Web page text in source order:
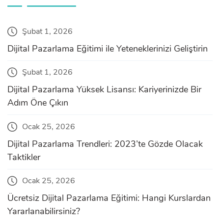
Şubat 1, 2026
Dijital Pazarlama Eğitimi ile Yeteneklerinizi Geliştirin
Şubat 1, 2026
Dijital Pazarlama Yüksek Lisansı: Kariyerinizde Bir
Adım Öne Çıkın
Ocak 25, 2026
Dijital Pazarlama Trendleri: 2023’te Gözde Olacak
Taktikler
Ocak 25, 2026
Ücretsiz Dijital Pazarlama Eğitimi: Hangi Kurslardan
Yararlanabilirsiniz?